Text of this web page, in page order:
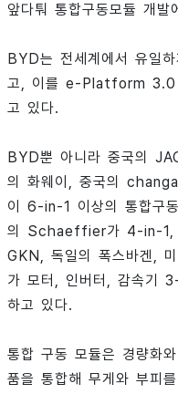
앞다퉈 통합구동모듈 개발
BYD는 전세계에서 유일
고, 이를 e-Platform 3.0
고 있다.
BYD뿐 아니라 중국의
의 화웨이, 중국의
이 6-in-1 이상의 통합구
의 Schaeffier가 4-in-1,
GKN, 독일의 폭스바겐,
가 모터, 인버터, 감속기
하고 있다.
통합 구동 모듈은 경량화
품을 통합해 무게와 부피